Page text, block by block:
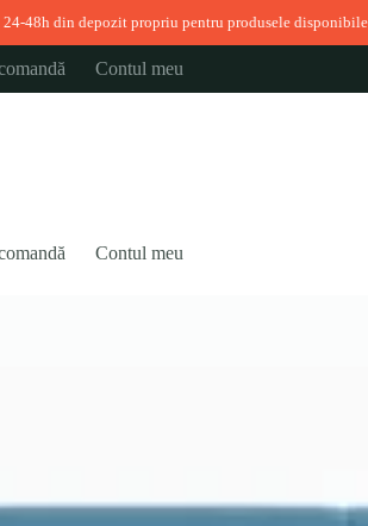
depozit propriu pentru produsele disponibile imediat
Contul meu
Contul meu